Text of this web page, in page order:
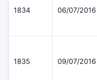
1834 06/07/2016
1835 09/07/2016